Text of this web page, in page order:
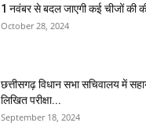
1 नवंबर से बदल जाएगी कई चीजों की
October 28, 2024
छत्तीसगढ़ विधान सभा सचिवालय में
लिखित परीक्षा...
September 18, 2024